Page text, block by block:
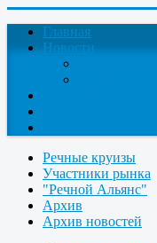
Главная
Новости
Речные круизы
Участники рынка
"Речной Альянс"
Архив
Архив новостей